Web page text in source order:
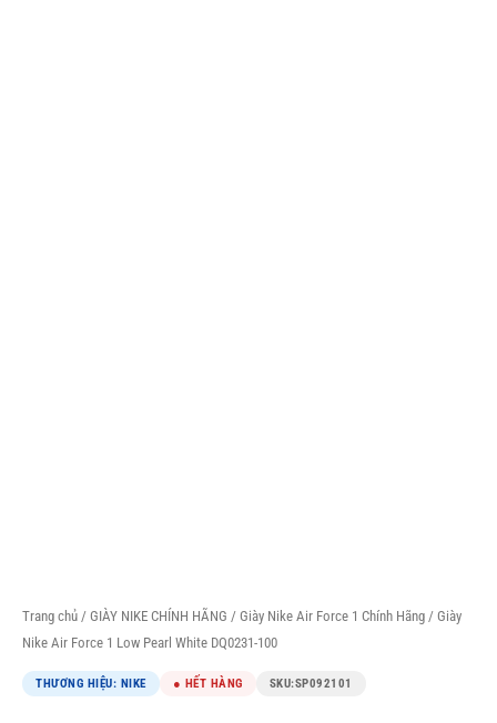
Trang chủ / GIÀY NIKE CHÍNH HÃNG / Giày Nike Air Force 1 Chính Hãng / Giày
Nike Air Force 1 Low Pearl White DQ0231-100
THƯƠNG HIỆU: NIKE ● HẾT HÀNG SKU:SP092101